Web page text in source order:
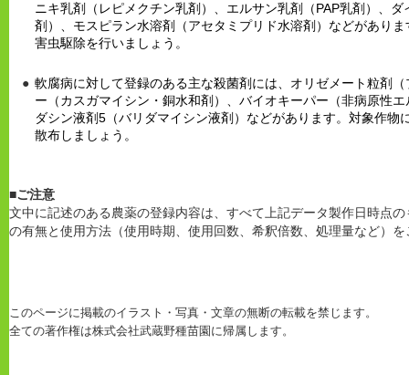
ニキ乳剤（レピメクチン乳剤）、エルサン乳剤（PAP乳剤）、
剤）、モスピラン水溶剤（アセタミプリド水溶剤）などがあり
害虫駆除を行いましょう。
軟腐病に対して登録のある主な殺菌剤には、オリゼメート粒剤
ー（カスガマイシン・銅水和剤）、バイオキーパー（非病原性
ダシン液剤5（バリダマイシン液剤）などがあります。対象作物
散布しましょう。
■ご注意
文中に記述のある農薬の登録内容は、すべて上記データ製作日時点
の有無と使用方法（使用時期、使用回数、希釈倍数、処理量など）
このページに掲載のイラスト・写真・文章の無断の転載を禁じます。
全ての著作権は株式会社武蔵野種苗園に帰属します。